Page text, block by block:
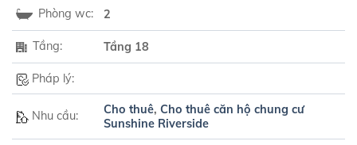
Phòng wc: 2
Tầng: Tầng 18
Pháp lý:
Nhu cầu: Cho thuê, Cho thuê căn hộ chung cư
Sunshine Riverside